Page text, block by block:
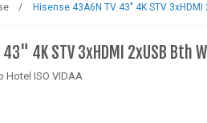
Hisense 43A6N TV 43" 4K STV 3xHDMI
4K STV 3xHDMI 2xUSB Bth
Hotel ISO VIDAA